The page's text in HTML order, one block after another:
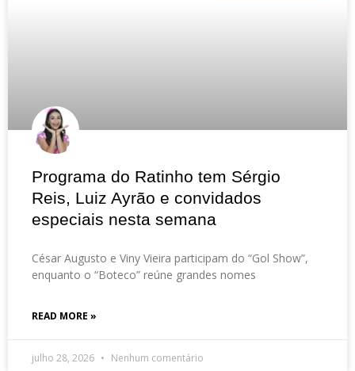
Programa do Ratinho tem Sérgio
Reis, Luiz Ayrão e convidados
especiais nesta semana
César Augusto e Viny Vieira participam do “Gol Show”,
enquanto o “Boteco” reúne grandes nomes
READ MORE »
julho 28, 2026 Nenhum comentário